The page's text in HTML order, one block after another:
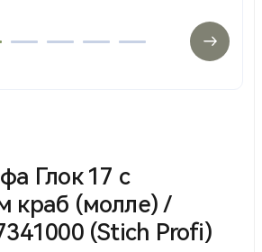
Глок 17 с
краб (молле) /
(Stiсh Profi)